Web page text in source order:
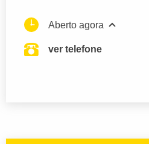
Aberto agora
ver telefone